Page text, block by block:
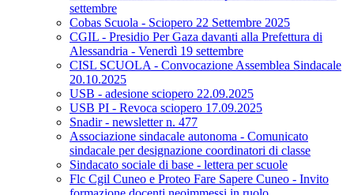
settembre
Cobas Scuola - Sciopero 22 Settembre 2025
CGIL - Presidio Per Gaza davanti alla Prefettura di
Alessandria - Venerdì 19 settembre
CISL SCUOLA - Convocazione Assemblea Sindacale
20.10.2025
USB - adesione sciopero 22.09.2025
USB PI - Revoca sciopero 17.09.2025
Snadir - newsletter n. 477
Associazione sindacale autonoma - Comunicato
sindacale per designazione coordinatori di classe
Sindacato sociale di base - lettera per scuole
Flc Cgil Cuneo e Proteo Fare Sapere Cuneo - Invito